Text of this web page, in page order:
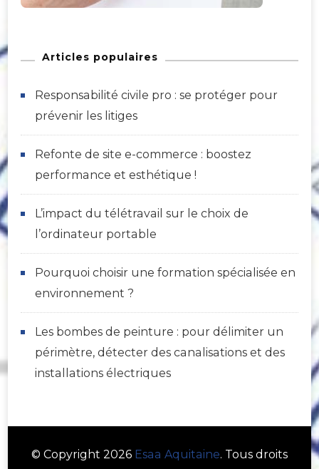
Articles populaires
Responsabilité civile pro : se protéger pour
prévenir les litiges
Refonte de site e-commerce : boostez
performance et esthétique !
L’impact du télétravail sur le choix de
l’ordinateur portable
Pourquoi choisir une formation spécialisée en
environnement ?
Les bombes de peinture : pour délimiter un
périmètre, détecter des canalisations et des
installations électriques
© Copyright 2026 Esaa Aquitaine. Tous droits